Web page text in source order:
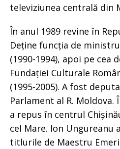
televiziunea centrală din
În anul 1989 revine în
Deține funcția de
(1990-1994), apoi pe cea
Fundației Culturale
(1995-2005). A fost
Parlament al R.
a repus în centrul
cel Mare. Ion Ungureanu
titlurile de Maestru